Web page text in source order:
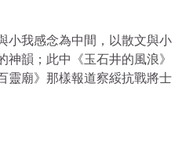
小我感念為中間，以散文與小
韻；此中《玉石井的風浪》
靈廟》那樣報道察綏抗戰將士